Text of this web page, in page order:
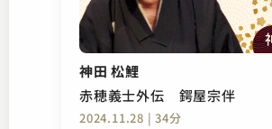
神田 松鯉
赤穂義士外伝 鍔屋宗伴
2024.11.28 | 34分